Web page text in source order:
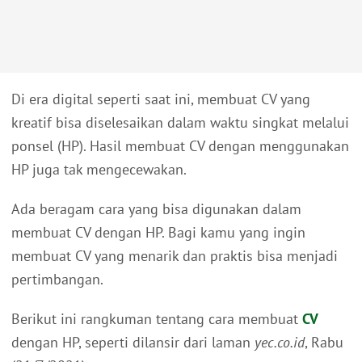
Di era digital seperti saat ini, membuat CV yang
kreatif bisa diselesaikan dalam waktu singkat melalui
ponsel (HP). Hasil membuat CV dengan menggunakan
HP juga tak mengecewakan.
Ada beragam cara yang bisa digunakan dalam
membuat CV dengan HP. Bagi kamu yang ingin
membuat CV yang menarik dan praktis bisa menjadi
pertimbangan.
Berikut ini rangkuman tentang cara membuat CV
dengan HP, seperti dilansir dari laman yec.co.id, Rabu